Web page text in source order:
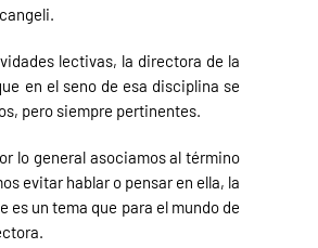
lectivas, la directora de la
en el seno de esa disciplina se
pero siempre pertinentes.
lo general asociamos al término
evitar hablar o pensar en ella, la
es un tema que para el mundo de